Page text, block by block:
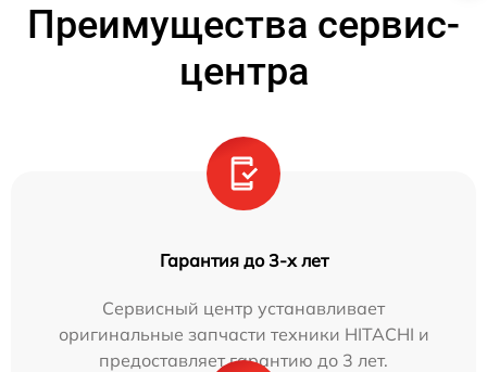
Преимущества сервис-
центра
Гарантия до 3-х лет
Сервисный центр устанавливает
оригинальные запчасти техники HITACHI и
предоставляет гарантию до 3 лет.